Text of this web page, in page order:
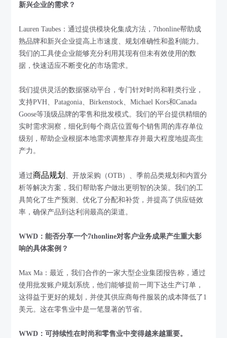
新兴企业的需求？
Lauren Taubes：通过提供模块化集成方法，7thonline帮助成
熟品牌和新兴企业提高上市速度、规划准确性和盈利能力。
我们的工具使企业能够充分利用其现有但未有效使用的数
据，快速适应不断变化的市场需求。
我们提供灵活的数据驱动平台，专门针对时尚和鞋类行业，
支持PVH、Patagonia、Birkenstock、Michael Kors和Canada
Goose等顶级品牌的零售和批发模式。我们的平台提供精细的
实时需求洞察，细化到每个商店位置每个销售周的库存单位
级别，帮助企业根据本地需求调整库存并最大程度地提高生
产力。
通过商品规划
、开放采购（OTB）、季前品类规划和内置分
析等解决方案，我们帮助客户做出更明智的决策。我们的工
具简化了生产预测、优化了分配和补货，并提高了供应链效
率，确保产品到达利润最高的渠道。
WWD：能否分享一个7thonline对客户业务成果产生重大影
响的具体案例？
Max Ma：最近，我们合作的一家大型企业集团报告称，通过
使用批发账户规划系统，他们能够提前一周下达生产订单，
这得益于更好的规划，并使其供应商每件服装的成本降低了1
美元。这在零售业中是一笔显著的节省。
WWD：可持续性在时尚和零售业中变得越来越重要。